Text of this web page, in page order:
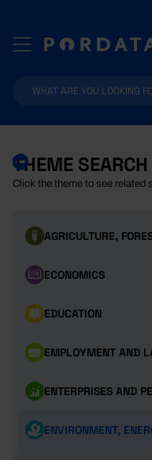
THEME SEARCH
Click the theme to see related
AGRICULTURE,
ECONOMICS
EDUCATION
EMPLOYMENT AND
ENTERPRISES AND
ENVIRONMENT,